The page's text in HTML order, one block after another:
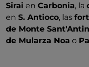
Sirai en Carbonia, la
en S. Antioco, las
de Monte
de Mularza Noa o